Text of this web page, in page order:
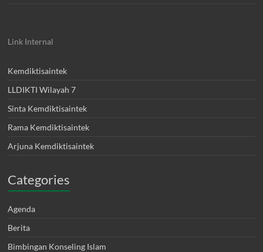
Link Internal
Kemdiktisaintek
LLDIKTI Wilayah 7
Sinta Kemdiktisaintek
Rama Kemdiktisaintek
Arjuna Kemdiktisaintek
Categories
Agenda
Berita
Bimbingan Konseling Islam